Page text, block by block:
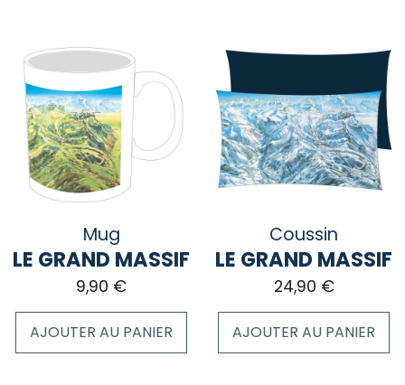
Mug
LE GRAND MASSIF
9,90 €
AJOUTER AU PANIER
Coussin
LE GRAND MASSIF
24,90 €
AJOUTER AU PANIER